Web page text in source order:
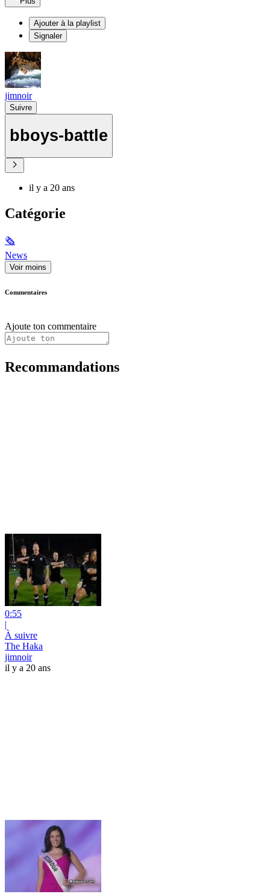
Ajouter à la playlist
Signaler
jimnoir
Suivre
bboys-battle
il y a 20 ans
Catégorie
🗞
News
Voir moins
Commentaires
Ajoute ton commentaire
Recommandations
0:55
|
À suivre
The Haka
jimnoir
il y a 20 ans